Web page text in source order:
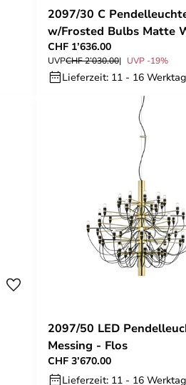
2097/30 C Pendelleuchte
w/Frosted Bulbs Matte
Flos
CHF 1’636.00
UVPCHF 2’030.00 UVP -19%
Lieferzeit: 11 - 16
2097/50 LED
Messing - Flos
CHF 3’670.00
Lieferzeit: 11 - 16